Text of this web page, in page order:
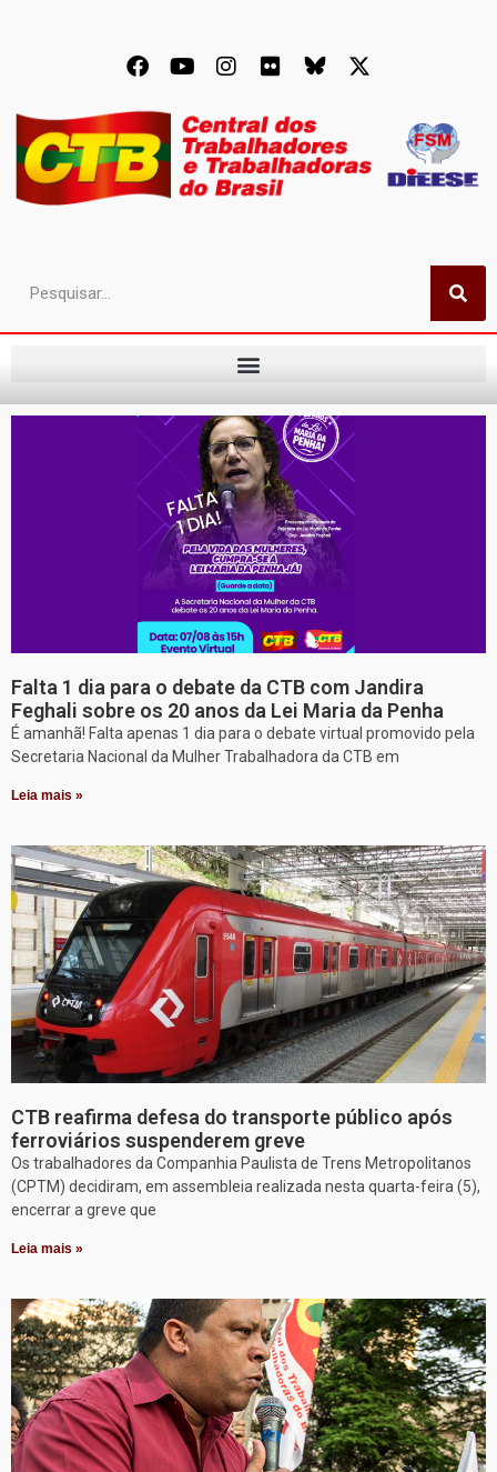
Falta 1 dia para o debate da CTB com Jandira
Feghali sobre os 20 anos da Lei Maria da Penha
É amanhã! Falta apenas 1 dia para o debate virtual promovido pela
Secretaria Nacional da Mulher Trabalhadora da CTB em
Leia mais »
CTB reafirma defesa do transporte público após
ferroviários suspenderem greve
Os trabalhadores da Companhia Paulista de Trens Metropolitanos
(CPTM) decidiram, em assembleia realizada nesta quarta-feira (5),
encerrar a greve que
Leia mais »